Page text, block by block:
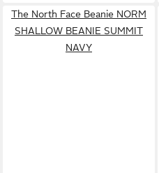
The North Face Beanie NORM
SHALLOW BEANIE SUMMIT
NAVY